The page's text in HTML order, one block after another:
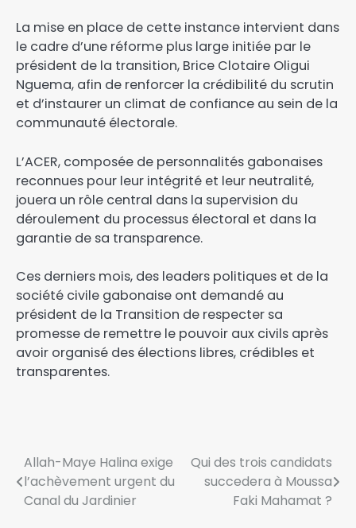
La mise en place de cette instance intervient dans
le cadre d’une réforme plus large initiée par le
président de la transition, Brice Clotaire Oligui
Nguema, afin de renforcer la crédibilité du scrutin
et d’instaurer un climat de confiance au sein de la
communauté électorale.
L’ACER, composée de personnalités gabonaises
reconnues pour leur intégrité et leur neutralité,
jouera un rôle central dans la supervision du
déroulement du processus électoral et dans la
garantie de sa transparence.
Ces derniers mois, des leaders politiques et de la
société civile gabonaise ont demandé au
président de la Transition de respecter sa
promesse de remettre le pouvoir aux civils après
avoir organisé des élections libres, crédibles et
transparentes.
Allah-Maye Halina exige
l’achèvement urgent du
Canal du Jardinier
Qui des trois candidats
succedera à Moussa
Faki Mahamat ?